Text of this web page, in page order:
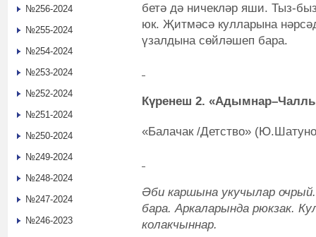
бетә дә ничекләр яши. Тыз-
юк. Җитмәсә кулларына
үзалдына сөйләшеп бара.
Күренеш 2.
«Балачак /Детство»
Әби каршына укучылар
бара. Аркаларында рюкзак.
колакчыннар.
№256-2024
№255-2024
№254-2024
№253-2024
№252-2024
№251-2024
№250-2024
№249-2024
№248-2024
№247-2024
№246-2023